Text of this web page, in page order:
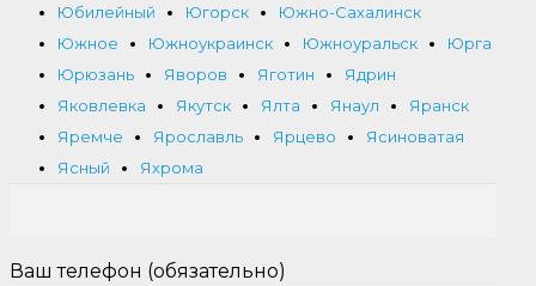
Юбилейный
Югорск
Южно-Сахалинск
Южное
Южноукраинск Южноуральск
Юрга
Юрюзань
Яворов Яготин
Ядрин
Яковлевка
Якутск Ялта Янаул
Яранск
Яремче
Ярославль Ярцево
Ясиноватая
Ясный
Яхрома
Ваш телефон (обязательно)